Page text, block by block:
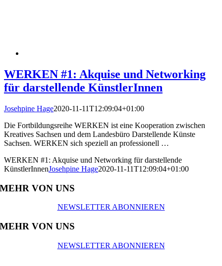
WERKEN #1: Akquise und Networking
für darstellende KünstlerInnen
Josehpine Hage2020-11-11T12:09:04+01:00
Die Fortbildungsreihe WERKEN ist eine Kooperation zwischen
Kreatives Sachsen und dem Landesbüro Darstellende Künste
Sachsen. WERKEN sich speziell an professionell …
WERKEN #1: Akquise und Networking für darstellende
KünstlerInnenJosehpine Hage2020-11-11T12:09:04+01:00
MEHR VON UNS
NEWSLETTER ABONNIEREN
MEHR VON UNS
NEWSLETTER ABONNIEREN